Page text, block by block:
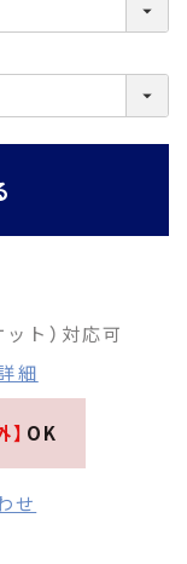
ット）対応可
細
OK
せ